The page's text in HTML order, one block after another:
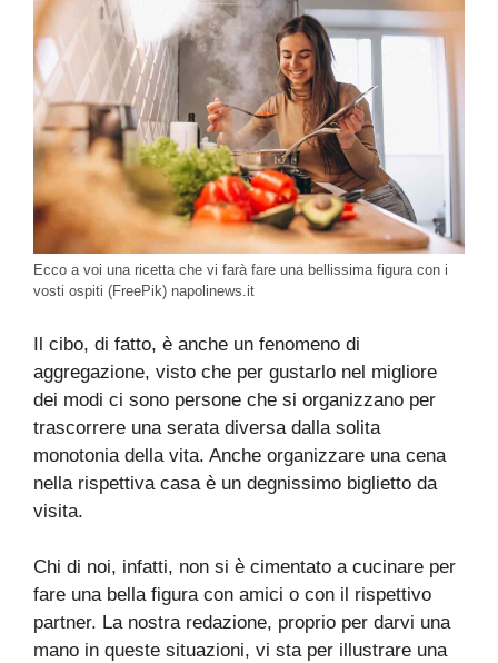
Ecco a voi una ricetta che vi farà fare una bellissima figura con i
vosti ospiti (FreePik) napolinews.it
Il cibo, di fatto, è anche un fenomeno di
aggregazione, visto che per gustarlo nel migliore
dei modi ci sono persone che si organizzano per
trascorrere una serata diversa dalla solita
monotonia della vita. Anche organizzare una cena
nella rispettiva casa è un degnissimo biglietto da
visita.
Chi di noi, infatti, non si è cimentato a cucinare per
fare una bella figura con amici o con il rispettivo
partner. La nostra redazione, proprio per darvi una
mano in queste situazioni, vi sta per illustrare una